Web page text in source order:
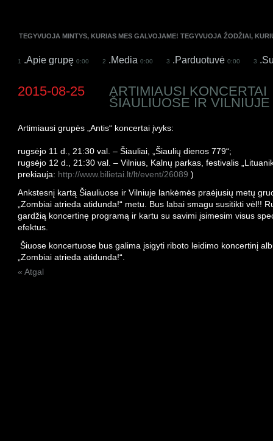
TEGYVUOJA MINTYS, KURIAS MES GALVOJAME! TEGYVUOJA ŽODŽIAI,
1 .Apie grupę 0:00 2 .Media 0:00 3 .Parduotuvė 0:00 3
2015-08-25 ARTIMIAUSI KONCERTAI
ŠIAULIUOSE IR VILNIUJE
Artimiausi grupės „Antis“ koncertai įvyks:
rugsėjo 11 d., 21:30 val. – Šiauliai, „Šiaulių dienos 779“;
rugsėjo 12 d., 21:30 val. – Vilnius, Kalnų parkas, festivalis
prekiauja: http://www.bilietai.lt/lt/event/26089 )
Ankstesnį kartą Šiauliuose ir Vilniuje lankėmės praėjusių metų
„Zombiai atrieda atidunda!“ metu. Bus labai smagu susitikti vėl!!
gardžią koncertinę programą ir kartu su savimi įsimesim visus
efektus.
Šiuose koncertuose bus galima įsigyti riboto leidimo koncertinį
„Zombiai atrieda atidunda!“.
« Atgal